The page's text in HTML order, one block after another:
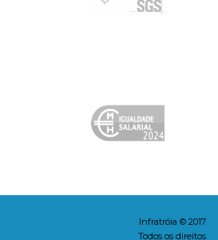
Infratróia © 2017
Todos os direitos